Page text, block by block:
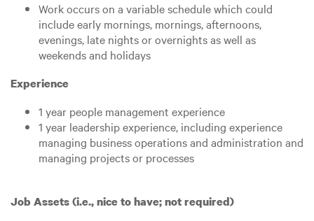
Work occurs on a variable schedule which could
include early mornings, mornings, afternoons,
evenings, late nights or overnights as well as
weekends and holidays
Experience
1 year people management experience
1 year leadership experience, including experience
managing business operations and administration and
managing projects or processes
Job Assets (i.e., nice to have; not required)